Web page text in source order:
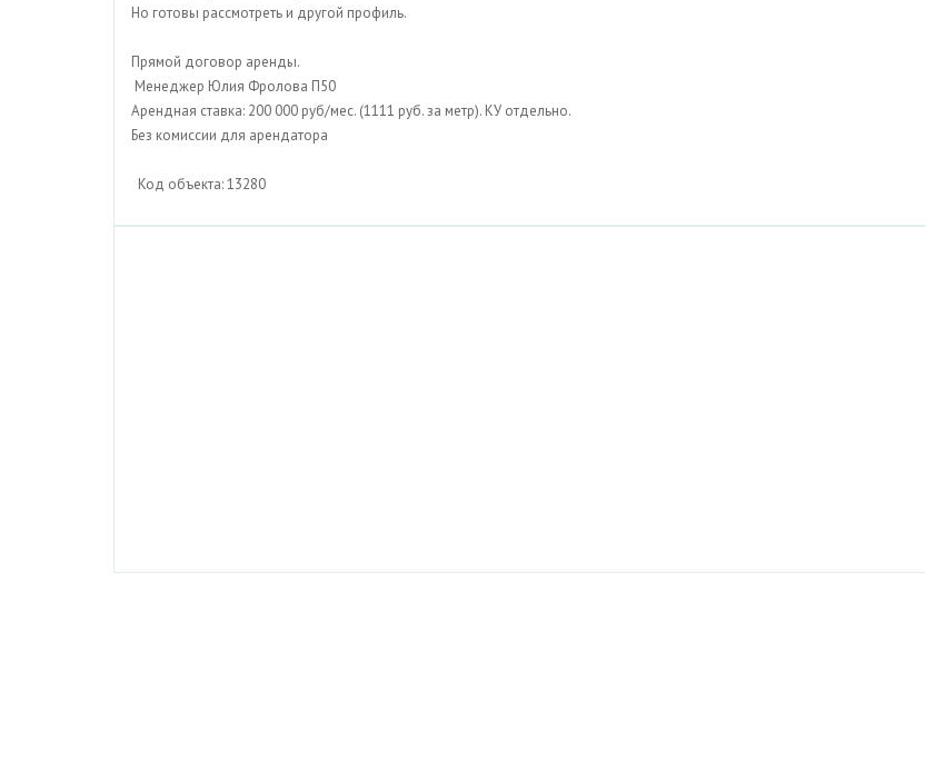
Но готовы рассмотреть и другой профиль.
Прямой договор аренды.
Менеджер Юлия Фролова П50
Арендная ставка: 200 000 руб/мес. (1111 руб. за метр). КУ отдельно.
Без комиссии для арендатора
Код объекта: 13280